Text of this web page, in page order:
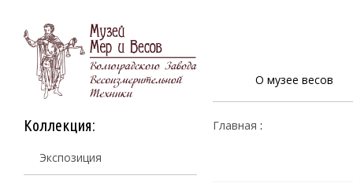
О музее весов
Коллекция:
Экспозиция
Главная :